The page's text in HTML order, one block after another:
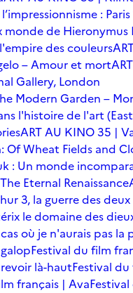
: Paris
monde de Hieronymus
des couleurs
– Amour et mort
Gallery, London
Modern Garden –
l'histoire de l'art
ART AU KINO 35 |
Of Wheat Fields and
: Un monde
Eternal Renaissance
3, la guerre des
le domaine des
où je n'aurais pas la
Festival du film
là-hautFestival
français | Ava